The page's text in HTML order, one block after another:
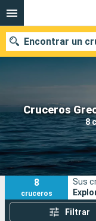
Cruceros
8
Encontrar un
Nuestros
Fecha de salida
Puertos
8
cruceros
Sus
Filtrar